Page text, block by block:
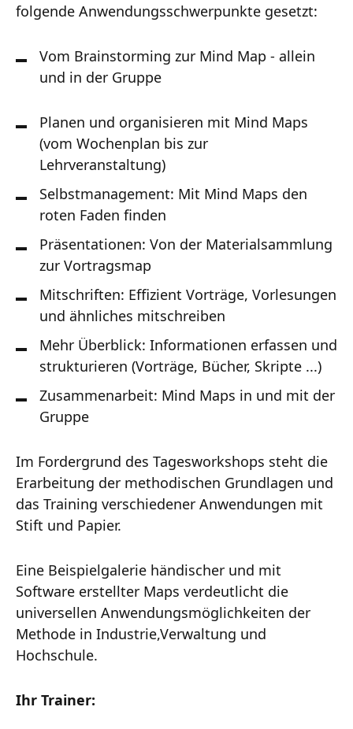
folgende Anwendungsschwerpunkte gesetzt:
Vom Brainstorming zur Mind Map - allein
und in der Gruppe
Planen und organisieren mit Mind Maps
(vom Wochenplan bis zur
Lehrveranstaltung)
Selbstmanagement: Mit Mind Maps den
roten Faden finden
Präsentationen: Von der Materialsammlung
zur Vortragsmap
Mitschriften: Effizient Vorträge, Vorlesungen
und ähnliches mitschreiben
Mehr Überblick: Informationen erfassen und
strukturieren (Vorträge, Bücher, Skripte ...)
Zusammenarbeit: Mind Maps in und mit der
Gruppe
Im Fordergrund des Tagesworkshops steht die
Erarbeitung der methodischen Grundlagen und
das Training verschiedener Anwendungen mit
Stift und Papier.
Eine Beispielgalerie händischer und mit
Software erstellter Maps verdeutlicht die
universellen Anwendungsmöglichkeiten der
Methode in Industrie,Verwaltung und
Hochschule.
Ihr Trainer: